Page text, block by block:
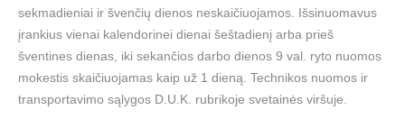
sekmadieniai ir švenčių dienos neskaičiuojamos. Išsinuomavus
įrankius vienai kalendorinei dienai šeštadienį arba prieš
šventines dienas, iki sekančios darbo dienos 9 val. ryto nuomos
mokestis skaičiuojamas kaip už 1 dieną. Technikos nuomos ir
transportavimo sąlygos D.U.K. rubrikoje svetainės viršuje.